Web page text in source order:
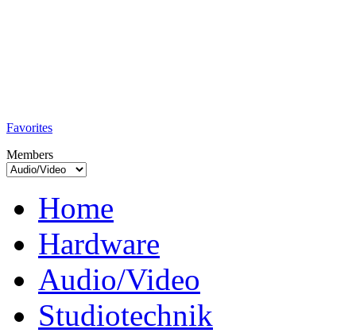
Favorites
Members
Home
Hardware
Audio/Video
Studiotechnik